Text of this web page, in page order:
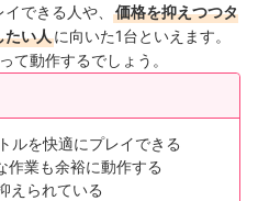
できる人や、
価格を抑えつつタ
たい人に向いた1台といえます。
て動作するでしょう。
ルを快適にプレイできる
業も余裕に動作する
えられている